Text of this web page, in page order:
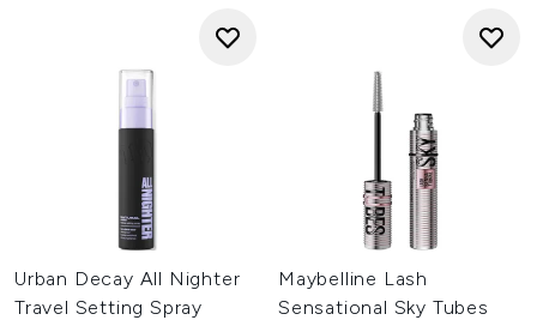
Urban Decay All Nighter
Travel Setting Spray
Maybelline Lash
Sensational Sky Tubes